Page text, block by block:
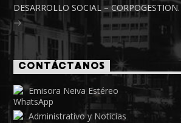
DESARROLLO SOCIAL – CORPOGESTION.
CONTÁCTANOS
Emisora Neiva Estéreo
Administrativo y Noticias